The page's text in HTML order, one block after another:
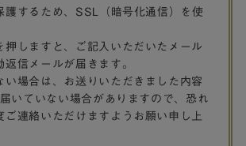
護するため、SSL（暗号化通信）を使
しますと、ご記入いただいたメール
返信メールが届きます。
い場合は、お送りいただきました内容
いていない場合がありますので、恐れ
ご連絡いただけますようお願い申し上